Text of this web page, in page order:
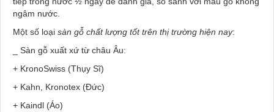
ngâm nước.
Một số loại sàn gỗ chất lượng tốt trên thị trường hiện nay:
_ Sàn gỗ xuất xứ từ châu Âu:
+ KronoSwiss (Thụy Sĩ)
+ Kahn, Kronotex (Đức)
+ Kaindl (Áo)